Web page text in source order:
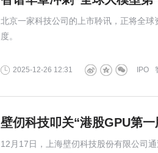
北京一家科技公司的上市聆讯，正将全
度。
2025-12-26 12:31 IPO
壁仞科技叩关“港股GPU第
12月17日，上海壁仞科技股份有限公司